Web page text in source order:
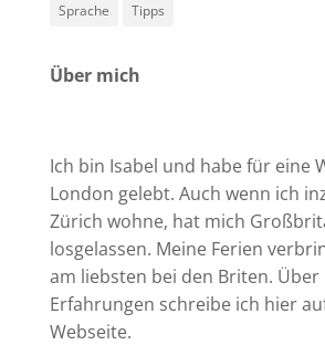
Sprache
Tipps
Über mich
Ich bin Isabel und habe für eine
London gelebt. Auch wenn ich
Zürich wohne, hat mich
losgelassen. Meine Ferien
am liebsten bei den Briten. Über
Erfahrungen schreibe ich hier
Webseite.